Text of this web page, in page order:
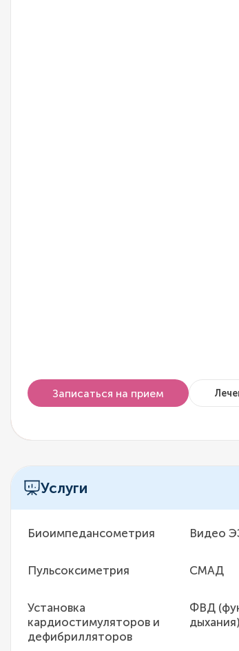
Записаться на прием
Услуги
Биоимпедансометрия Видео
Пульсоксиметрия
СМАД
Установка
кардиостимуляторов и
дефибрилляторов
ФВД
дыхания)